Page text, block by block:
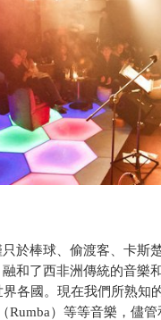
於棒球、偷渡客、卡斯
和了西非洲傳統的音樂
各國。現在我們所熟知
（Rumba）等等音樂，儘